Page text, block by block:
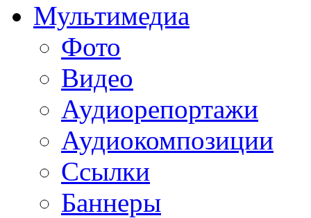
Мультимедиа
Фото
Видео
Аудиорепортажи
Аудиокомпозиции
Ссылки
Баннеры